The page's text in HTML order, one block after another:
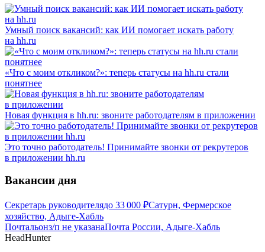
Умный поиск вакансий: как ИИ помогает искать работу
на hh.ru
«Что с моим откликом?»: теперь статусы на hh.ru стали
понятнее
Новая функция в hh.ru: звоните работодателям в приложении
Это точно работодатель! Принимайте звонки от рекрутеров
в приложении hh.ru
Вакансии дня
Секретарь руководителядо 33 000 ₽Сатурн, Фермерское
хозяйство, Адыге-Хабль
Почтальонз/п не указанаПочта России, Адыге-Хабль
HeadHunter